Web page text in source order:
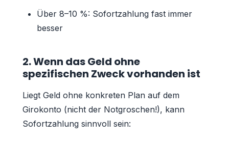
Über 8–10 %: Sofortzahlung fast immer
besser
2. Wenn das Geld ohne
spezifischen Zweck vorhanden ist
Liegt Geld ohne konkreten Plan auf dem
Girokonto (nicht der Notgroschen!), kann
Sofortzahlung sinnvoll sein: